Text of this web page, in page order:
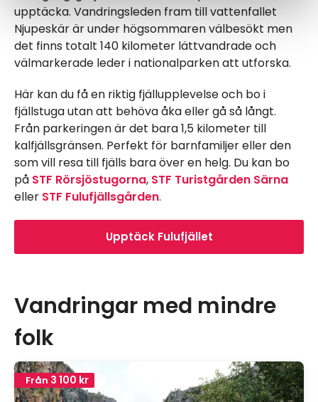
upptäcka. Vandringsleden fram till vattenfallet
Njupeskär är under högsommaren välbesökt men
det finns totalt 140 kilometer lättvandrade och
välmarkerade leder i nationalparken att utforska.
Här kan du få en riktig fjällupplevelse och bo i
fjällstuga utan att behöva åka eller gå så långt.
Från parkeringen är det bara 1,5 kilometer till
kalfjällsgränsen. Perfekt för barnfamiljer eller den
som vill resa till fjälls bara över en helg. Du kan bo
på STF Rörsjöstugorna, STF Turistgården Särna
eller STF Fulufjällsgården.
Upptäck Fulufjället
Vandringar med mindre
folk
Från 3 100 kr